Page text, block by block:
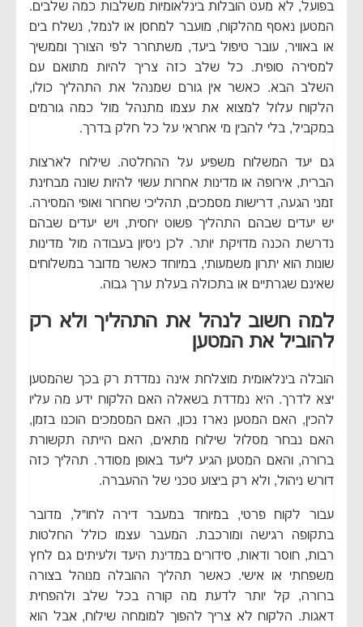
בפועל, לא מעט הובלות בינלאומיות משלבות כמה שלבים.
המטען נאסף מהלקוח, מועבר למחסן או לנמל, נשלח בים
או באוויר, עובר טיפול ביעד, משתחרר לפי הצורך וממשיך
למסירה סופית. כל שלב כזה צריך להיות מתואם עם
השלב הבא. כאשר אין גורם שמנהל את התהליך כולו,
הלקוח עלול למצוא את עצמו מתנהל מול כמה גורמים
במקביל, בלי להבין מי אחראי על כל חלק בדרך.
גם יעד המשלוח משפיע על ההחלטה. שילוח לארצות
הברית, אירופה או מדינות אחרות עשוי להיות שונה מבחינת
זמני הגעה, דרישות מסמכים, תהליכי שחרור ואופי המסירה.
יש יעדים שבהם התהליך פשוט יחסית, ויש יעדים שבהם
נדרשת הכנה מדויקת יותר. לכן ניסיון בעבודה מול מדינות
שונות הוא יתרון משמעותי, במיוחד כאשר מדובר במשלוחים
שאינם שגרתיים או בתכולה בעלת ערך גבוה.
למה חשוב לנהל את התהליך ולא רק
להוביל את המטען
הובלה בינלאומית מוצלחת אינה נמדדת רק בכך שהמטען
יצא לדרך. היא נמדדת בשאלה האם הלקוח ידע מה עליו
להכין, האם המטען נארז נכון, האם המסמכים הוכנו בזמן,
האם נבחר מסלול שילוח מתאים, האם הייתה תקשורת
ברורה, והאם המטען הגיע ליעד באופן מסודר. תהליך כזה
דורש ניהול, ולא רק ביצוע טכני של ההעברה.
עבור לקוח פרטי, במיוחד במעבר דירה לחו״ל, מדובר
בתקופה רגישה ומורכבת. המעבר עצמו כולל החלטות
רבות, חוסר ודאות, סידורים במדינת היעד ולעיתים גם לחץ
משפחתי או אישי. כאשר תהליך ההובלה מנוהל בצורה
ברורה, קל יותר לדעת מה קורה בכל שלב ולהפחית
דאגות. הלקוח לא צריך להפוך למומחה שילוח, אבל הוא